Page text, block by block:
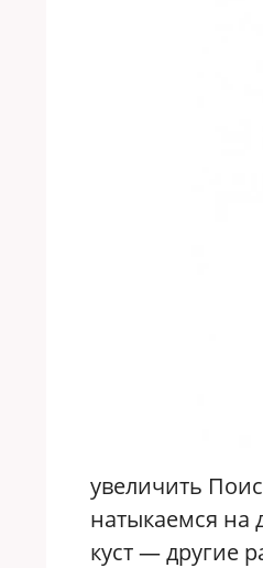
увеличить
натыкаемся на
куст — другие